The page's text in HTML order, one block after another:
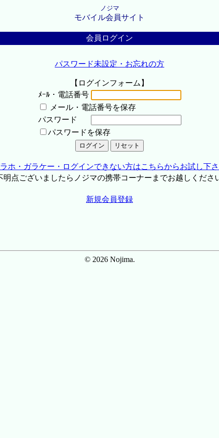
ノジマ
モバイル会員サイト
会員ログイン
パスワード未設定・お忘れの方
【ログインフォーム】
ﾒｰﾙ・電話番号
メール・電話番号を保存
パスワード
パスワードを保存
ホ・ガラケー・ログインできない方はこちらからお試し下
点ございましたらノジマの携帯コーナーまでお越しくださ
新規会員登録
© 2026 Nojima.